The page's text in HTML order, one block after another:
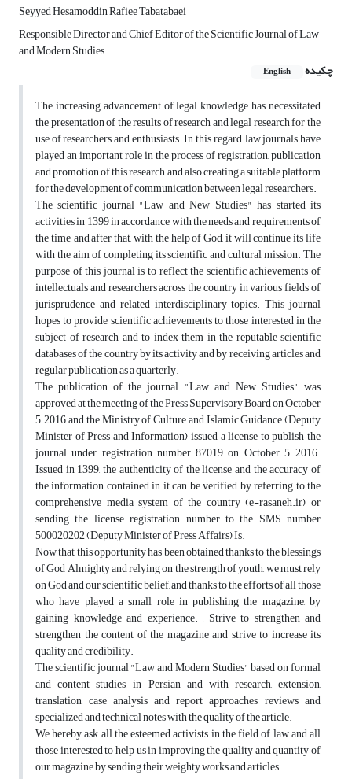
Seyyed Hesamoddin Rafiee Tabatabaei
Responsible Director and Chief Editor of the Scientific Journal of Law
and Modern Studies.
چکیده
English
The increasing advancement of legal knowledge has necessitated
the presentation of the results of research and legal research for the
use of researchers and enthusiasts. In this regard, law journals have
played an important role in the process of registration, publication
and promotion of this research and also creating a suitable platform
for the development of communication between legal researchers.
The scientific journal "Law and New Studies" has started its
activities in 1399 in accordance with the needs and requirements of
the time, and after that, with the help of God, it will continue its life
with the aim of completing its scientific and cultural mission. The
purpose of this journal is to reflect the scientific achievements of
intellectuals and researchers across the country in various fields of
jurisprudence and related interdisciplinary topics. This journal
hopes to provide scientific achievements to those interested in the
subject of research and to index them in the reputable scientific
databases of the country by its activity and by receiving articles and
regular publication as a quarterly.
The publication of the journal "Law and New Studies" was
approved at the meeting of the Press Supervisory Board on October
5, 2016, and the Ministry of Culture and Islamic Guidance (Deputy
Minister of Press and Information) issued a license to publish the
journal under registration number 87019 on October 5, 2016.
Issued in 1399, the authenticity of the license and the accuracy of
the information contained in it can be verified by referring to the
comprehensive media system of the country (e-rasaneh.ir) or
sending the license registration number to the SMS number
500020202 (Deputy Minister of Press Affairs) Is.
Now that this opportunity has been obtained thanks to the blessings
of God Almighty and relying on the strength of youth, we must rely
on God and our scientific belief, and thanks to the efforts of all those
who have played a small role in publishing the magazine, by
gaining knowledge and experience. , Strive to strengthen and
strengthen the content of the magazine and strive to increase its
quality and credibility.
The scientific journal "Law and Modern Studies" based on formal
and content studies, in Persian and with research, extension,
translation, case analysis and report approaches, reviews and
specialized and technical notes with the quality of the article.
We hereby ask all the esteemed activists in the field of law and all
those interested to help us in improving the quality and quantity of
our magazine by sending their weighty works and articles.